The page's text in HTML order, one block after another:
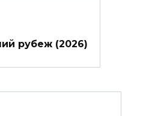
рубеж (2026)